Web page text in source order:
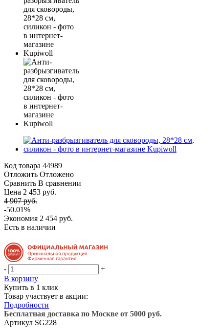
Код товара 44989
Отложить Отложено
Сравнить В сравнении
Цена 2 453 руб.
4 907 руб.
-50.01%
Экономия 2 454 руб.
Есть в наличии
-
+
В корзину
Купить в 1 клик
Товар участвует в акции:
Подробности
Бесплатная доставка по Москве от 5000 руб.
Артикул SG228